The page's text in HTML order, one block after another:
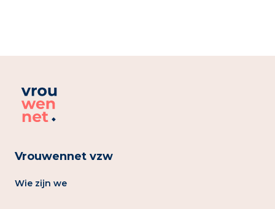
Vrouwennet vzw
Wie zijn we